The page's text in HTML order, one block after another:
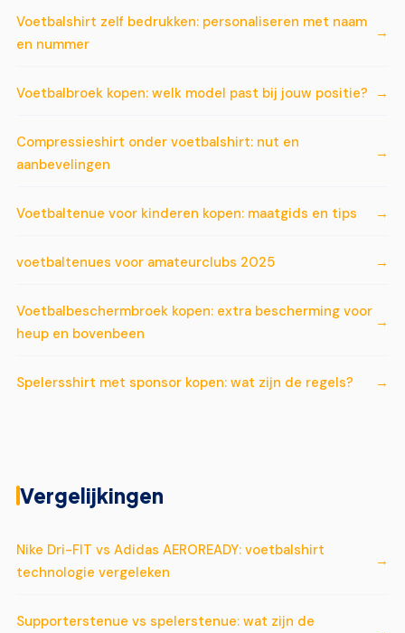
Voetbalshirt zelf bedrukken: personaliseren met naam
en nummer
Voetbalbroek kopen: welk model past bij jouw positie?
Compressieshirt onder voetbalshirt: nut en
aanbevelingen
Voetbaltenue voor kinderen kopen: maatgids en tips
voetbaltenues voor amateurclubs 2025
Voetbalbeschermbroek kopen: extra bescherming voor
heup en bovenbeen
Spelersshirt met sponsor kopen: wat zijn de regels?
Vergelijkingen
Nike Dri-FIT vs Adidas AEROREADY: voetbalshirt
technologie vergeleken
Supporterstenue vs spelerstenue: wat zijn de